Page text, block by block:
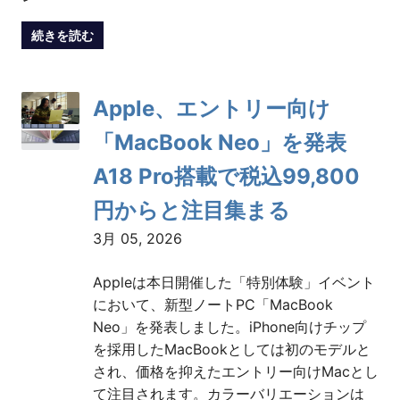
続きを読む
Apple、エントリー向け
「MacBook Neo」を発表
A18 Pro搭載で税込99,800
円からと注目集まる
3月 05, 2026
Appleは本日開催した「特別体験」イベント
において、新型ノートPC「MacBook
Neo」を発表しました。iPhone向けチップ
を採用したMacBookとしては初のモデルと
され、価格を抑えたエントリー向けMacとし
て注目されます。カラーバリエーションは